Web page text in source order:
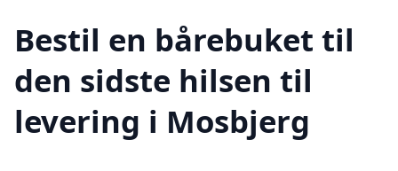
Bestil en bårebuket til
den sidste hilsen til
levering i Mosbjerg